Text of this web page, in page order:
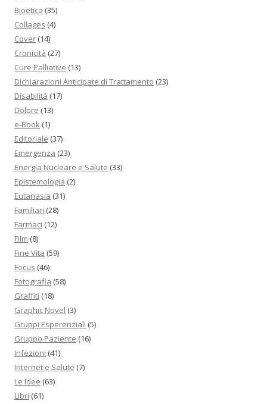
Bioetica (35)
Collages (4)
Cover (14)
Cronicità (27)
Cure Palliative (13)
Dichiarazioni Anticipate di Trattamento (23)
Disabilità (17)
Dolore (13)
e-Book (1)
Editoriale (37)
Emergenza (23)
Energia Nucleare e Salute (33)
Epistemologia (2)
Eutanasia (31)
Familiari (28)
Farmaci (12)
Film (8)
Fine Vita (59)
Focus (46)
Fotografia (58)
Graffiti (18)
Graphic Novel (3)
Gruppi Esperenziali (5)
Gruppo Paziente (16)
Infezioni (41)
Internet e Salute (7)
Le Idee (63)
Libri (61)